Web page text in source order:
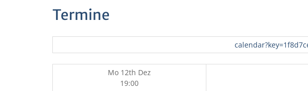
Termine
Mo 12th Dez
19:00